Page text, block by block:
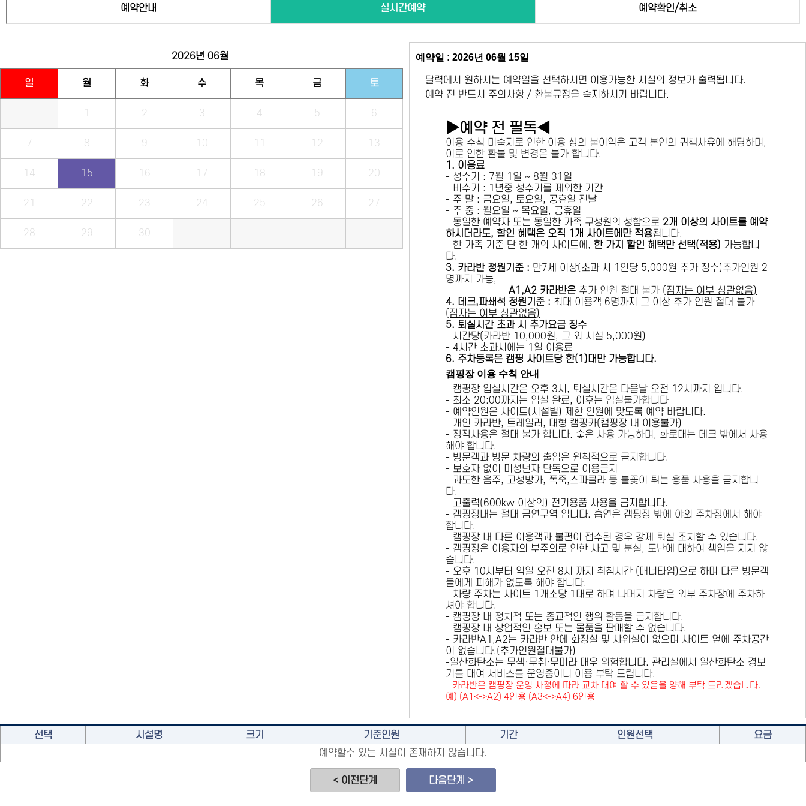
예약안내 실시간예약 예약확인/취소
2026년 06월
일 월 화 수 목 금 토
1 2 3 4 5 6
7 8 9 10 11 12 13
14 15 16 17 18 19 20
21 22 23 24 25 26 27
28 29 30
예약일 : 2026년 06월 15일
달력에서 원하시는 예약일을 선택하시면 이용가능한 시설의 정보가 출력됩니다.
예약 전 반드시 주의사항 / 환불규정을 숙지하시기 바랍니다.
▶예약 전 필독◀
이용 수칙 미숙지로 인한 이용 상의 불이익은 고객 본인의 귀책사유에 해당하며,
이로 인한 환불 및 변경은 불가 합니다.
1. 이용료
- 성수기 : 7월 1일 ~ 8월 31일
- 비수기 : 1년중 성수기를 제외한 기간
- 주 말 : 금요일, 토요일, 공휴일 전날
- 주 중 : 월요일 ~ 목요일, 공휴일
- 동일한 예약자 또는 동일한 가족 구성원의 성함으로 2개 이상의 사이트를 예약
하시더라도, 할인 혜택은 오직 1개 사이트에만 적용됩니다.
- 한 가족 기준 단 한 개의 사이트에, 한 가지 할인 혜택만 선택(적용) 가능합니
다.
3. 카라반 정원기준 : 만7세 이상(초과 시 1인당 5,000원 추가 징수)추가인원 2
명까지 가능,
A1,A2 카라반은 추가 인원 절대 불가 (잠자는 여부 상관없음)
4. 데크,파쇄석 정원기준 : ​최대 이용객 6명까지 그 이상 추가 인원 절대 불가
(잠자는 여부 상관없음)
5. 퇴실시간 초과 시 추가요금 징수
- 시간당(카라반 10,000원, 그 외 시설 5,000원)
- 4시간 초과시에는 1일 이용료
6. 주차등록은 캠핑 사이트당 한(1)대만 가능합니다.
캠핑장 이용 수칙 안내
- 캠핑장 입실시간은 오후 3시, 퇴실시간은 다음날 오전 12시까지 입니다.
- 최소 20:00까지는 입실 완료, 이후는 입실불가합니다
- 예약인원은 사이트(시설별) 제한 인원에 맞도록 예약 바랍니다.
- 개인 카라반, 트레일러, 대형 캠핑카(캠핑장 내 이용불가)
- 장작사용은 절대 불가 합니다. 숯은 사용 가능하며, 화로대는 데크 밖에서 사용
해야 합니다.
- 방문객과 방문 차량의 출입은 원칙적으로 금지합니다.
- 보호자 없이 미성년자 단독으로 이용금지
- 과도한 음주, 고성방가, 폭죽,스파클라 등 불꽃이 튀는 용품 사용을 금지합니
다.
- 고출력(600kw 이상의) 전기용품 사용을 금지합니다.
- 캠핑장내는 절대 금연구역 입니다. 흡연은 캠핑장 밖에 야외 주차장에서 해야
합니다.
- 캠핑장 내 다른 이용객과 불편이 접수된 경우 강제 퇴실 조치할 수 있습니다.
- 캠핑장은 이용자의 부주의로 인한 사고 및 분실, 도난에 대하여 책임을 지지 않
습니다.
- 오후 10시부터 익일 오전 8시 까지 취침시간 (매너타임)으로 하며 다른 방문객
들에게 피해가 없도록 해야 합니다.
- 차량 주차는 사이트 1개소당 1대로 하며 나머지 차량은 외부 주차장에 주차하
셔야 합니다.
- 캠핑장 내 정치적 또는 종교적인 행위 활동을 금지합니다.
- 캠핑장 내 상업적인 홍보 또는 물품을 판매할 수 없습니다.
- 카라반A1,A2는 카라반 안에 화장실 및 샤워실이 없으며 사이트 옆에 주차공간
이 없습니다.(추가인원절대불가)
-일산화탄소는 무색·무취·무미라 매우 위험합니다. 관리실에서 일산화탄소 경보
기를 대여 서비스를 운영중이니 이용 부탁 드립니다.
- 카라반은 캠핑장 운영 사정에 따라 교차 대여 할 수 있음을 양해 부탁 드리겠습니다.
예) (A1<->A2) 4인용 (A3<->A4) 6인용
선택 시설명 크기 기준인원 기간 인원선택
요금
예약할수 있는 시설이 존재하지 않습니다.
< 이전단계 다음단계 >